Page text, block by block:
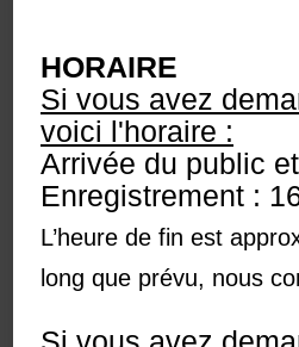
HORAIRE
Si vous avez
voici l'horaire :
Arrivée du public
Enregistrement :
L’heure de fin est
long que prévu, nous